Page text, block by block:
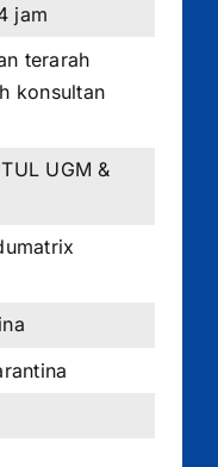
jam
terarah
konsultan
UGM &